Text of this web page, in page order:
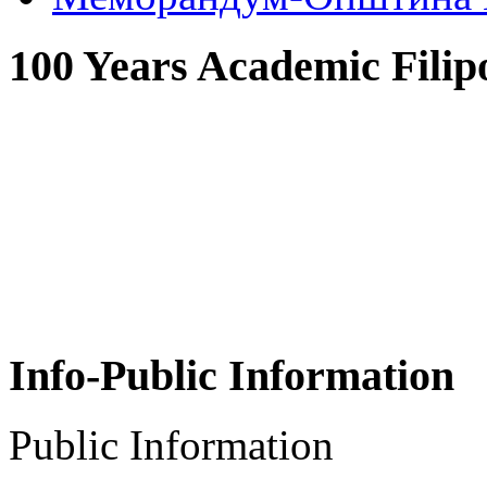
100 Years Academic
Info-Public Information
Public Information